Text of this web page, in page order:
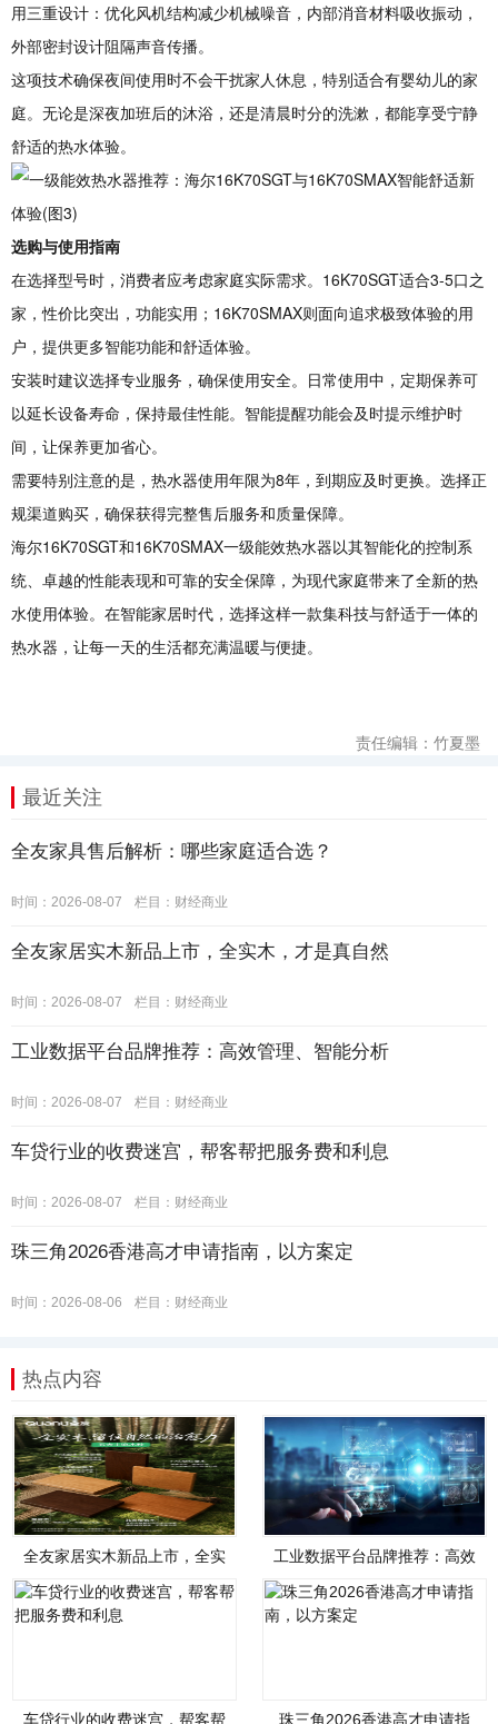
用三重设计：优化风机结构减少机械噪音，内部消音材料吸收振动，
外部密封设计阻隔声音传播。
这项技术确保夜间使用时不会干扰家人休息，特别适合有婴幼儿的家
庭。无论是深夜加班后的沐浴，还是清晨时分的洗漱，都能享受宁静
舒适的热水体验。
选购与使用指南
在选择型号时，消费者应考虑家庭实际需求。16K70SGT适合3-5口之
家，性价比突出，功能实用；16K70SMAX则面向追求极致体验的用
户，提供更多智能功能和舒适体验。
安装时建议选择专业服务，确保使用安全。日常使用中，定期保养可
以延长设备寿命，保持最佳性能。智能提醒功能会及时提示维护时
间，让保养更加省心。
需要特别注意的是，热水器使用年限为8年，到期应及时更换。选择正
规渠道购买，确保获得完整售后服务和质量保障。
海尔16K70SGT和16K70SMAX一级能效热水器以其智能化的控制系
统、卓越的性能表现和可靠的安全保障，为现代家庭带来了全新的热
水使用体验。在智能家居时代，选择这样一款集科技与舒适于一体的
热水器，让每一天的生活都充满温暖与便捷。
责任编辑：竹夏墨
最近关注
全友家具售后解析：哪些家庭适合选？
时间：2026-08-07 栏目： 财经商业
全友家居实木新品上市，全实木，才是真自然
时间：2026-08-07 栏目： 财经商业
工业数据平台品牌推荐：高效管理、智能分析
时间：2026-08-07 栏目： 财经商业
车贷行业的收费迷宫，帮客帮把服务费和利息
时间：2026-08-07 栏目： 财经商业
珠三角2026香港高才申请指南，以方案定
时间：2026-08-06 栏目： 财经商业
热点内容
全友家居实木新品上市，全实
工业数据平台品牌推荐：高效
车贷行业的收费迷宫，帮客帮 珠三角2026香港高才申请指